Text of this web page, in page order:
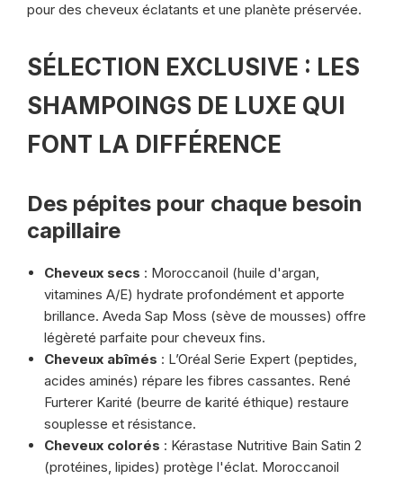
pour des cheveux éclatants et une planète préservée.
SÉLECTION EXCLUSIVE : LES
SHAMPOINGS DE LUXE QUI
FONT LA DIFFÉRENCE
Des pépites pour chaque besoin
capillaire
Cheveux secs : Moroccanoil (huile d'argan,
vitamines A/E) hydrate profondément et apporte
brillance. Aveda Sap Moss (sève de mousses) offre
légèreté parfaite pour cheveux fins.
Cheveux abîmés : L’Oréal Serie Expert (peptides,
acides aminés) répare les fibres cassantes. René
Furterer Karité (beurre de karité éthique) restaure
souplesse et résistance.
Cheveux colorés : Kérastase Nutritive Bain Satin 2
(protéines, lipides) protège l'éclat. Moroccanoil